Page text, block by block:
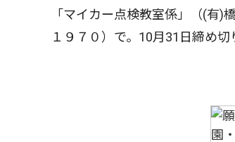
「マイカー点検教室係」（(有)
１９７０）で。10月31日締め切